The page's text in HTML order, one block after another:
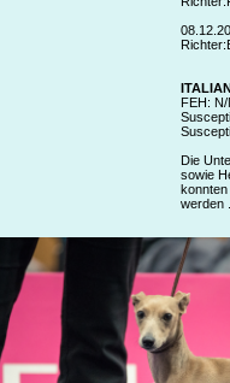
FEH: N/
Die
sowie
konnten
werden .